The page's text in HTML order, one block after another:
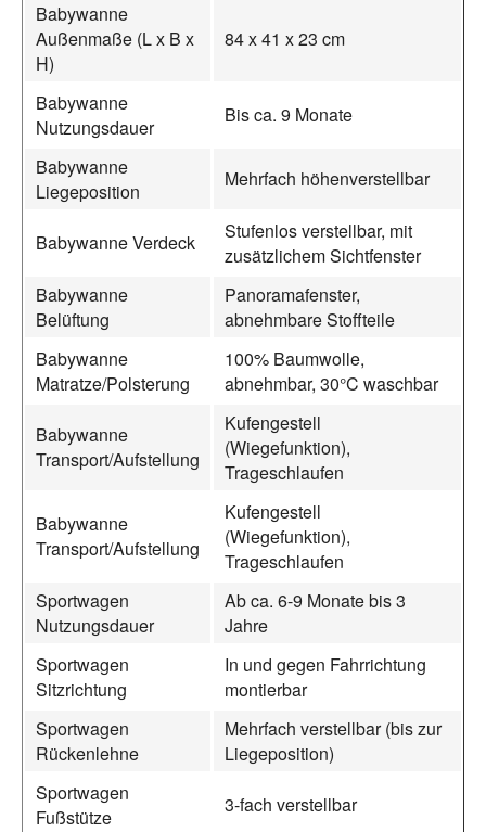
Babywanne
Außenmaße (L x B x
H)
84 x 41 x 23 cm
Babywanne
Nutzungsdauer
Bis ca. 9 Monate
Babywanne
Liegeposition
Mehrfach höhenverstellbar
Babywanne Verdeck
Stufenlos verstellbar, mit
zusätzlichem Sichtfenster
Babywanne
Belüftung
Panoramafenster,
abnehmbare Stoffteile
Babywanne
Matratze/Polsterung
100% Baumwolle,
abnehmbar, 30°C waschbar
Babywanne
Transport/Aufstellung
Kufengestell
(Wiegefunktion),
Trageschlaufen
Babywanne
Transport/Aufstellung
Kufengestell
(Wiegefunktion),
Trageschlaufen
Sportwagen
Nutzungsdauer
Ab ca. 6-9 Monate bis 3
Jahre
Sportwagen
Sitzrichtung
In und gegen Fahrrichtung
montierbar
Sportwagen
Rückenlehne
Mehrfach verstellbar (bis zur
Liegeposition)
Sportwagen
Fußstütze
3-fach verstellbar